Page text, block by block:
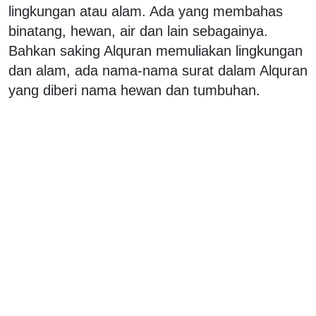
lingkungan atau alam. Ada yang membahas
binatang, hewan, air dan lain sebagainya.
Bahkan saking Alquran memuliakan lingkungan
dan alam, ada nama-nama surat dalam Alquran
yang diberi nama hewan dan tumbuhan.